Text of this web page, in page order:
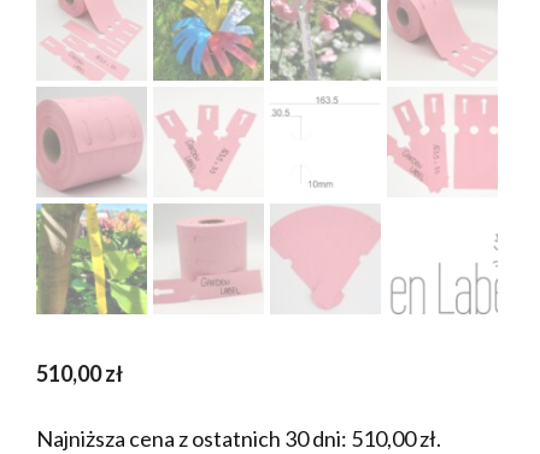
510,00zł
Najniższa cena z ostatnich 30 dni: 510,00zł.